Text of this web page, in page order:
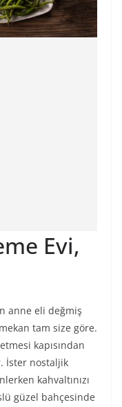
Evi,
anne eli değmiş
tam size göre.
kapısından
İster nostaljik
kahvaltınızı
güzel bahçesinde